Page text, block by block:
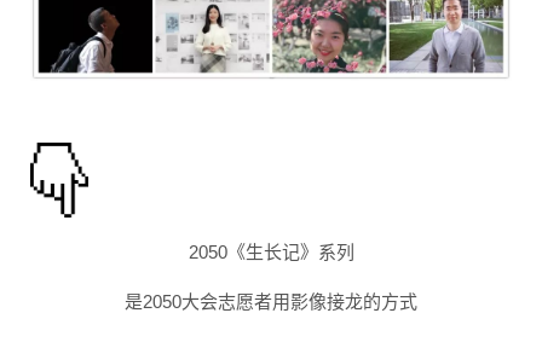
2050《生长记》系列
是2050大会志愿者用影像接龙的方式